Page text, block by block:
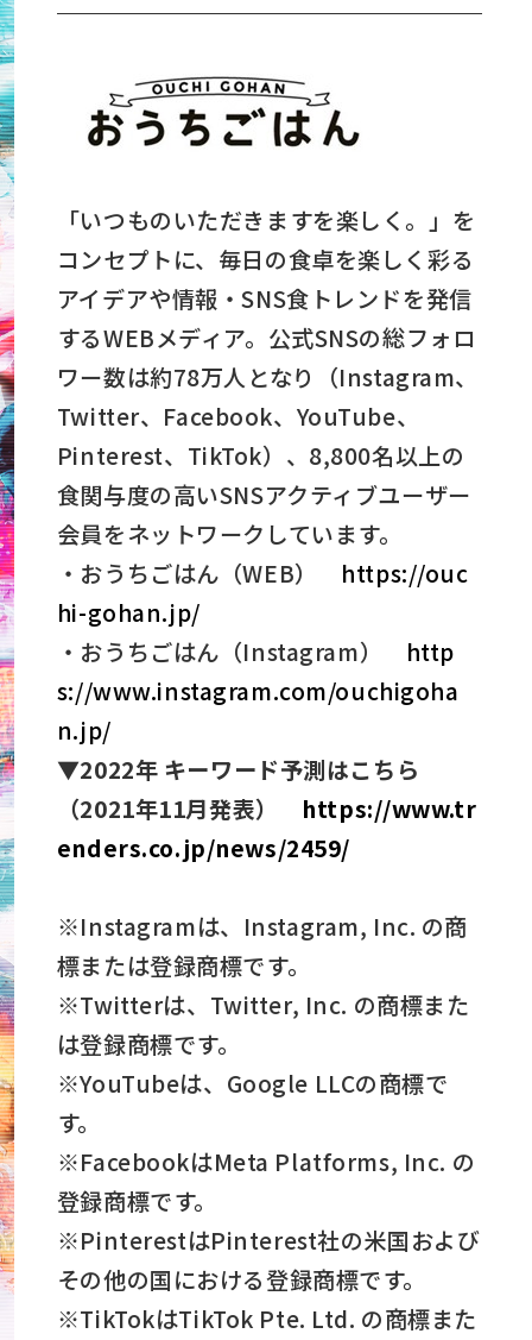
「いつものいただきますを楽しく。」を
コンセプトに、毎日の食卓を楽しく彩る
アイデアや情報・SNS食トレンドを発信
するWEBメディア。公式SNSの総フォロ
ワー数は約78万人となり（Instagram、
Twitter、Facebook、YouTube、
Pinterest、TikTok）、8,800名以上の
食関与度の高いSNSアクティブユーザー
会員をネットワークしています。
・おうちごはん（WEB） https://ouc
hi-gohan.jp/
・おうちごはん（Instagram） http
s://www.instagram.com/ouchigoha
n.jp/
▼2022年 キーワード予測はこちら
（2021年11月発表） https://www.tr
enders.co.jp/news/2459/
※Instagramは、Instagram, Inc. の商
標または登録商標です。
※Twitterは、Twitter, Inc. の商標また
は登録商標です。
※YouTubeは、Google LLCの商標で
す。
※FacebookはMeta Platforms, Inc. の
登録商標です。
※PinterestはPinterest社の米国および
その他の国における登録商標です。
※TikTokはTikTok Pte. Ltd. の商標また